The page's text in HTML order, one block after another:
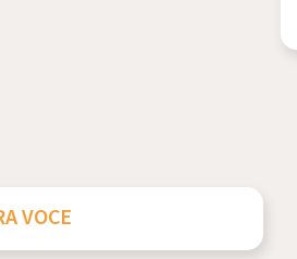
VOCE